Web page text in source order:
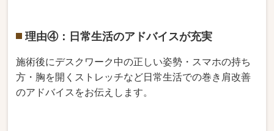
理由④：日常生活のアドバイスが充実
施術後にデスクワーク中の正しい姿勢・スマホの持ち
方・胸を開くストレッチなど日常生活での巻き肩改善
のアドバイスをお伝えします。